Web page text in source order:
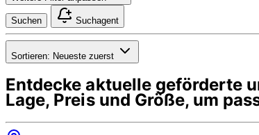
Suchen Suchagent
Sortieren: Neueste zuerst
Entdecke aktuelle geförderte
Lage, Preis und Größe, um